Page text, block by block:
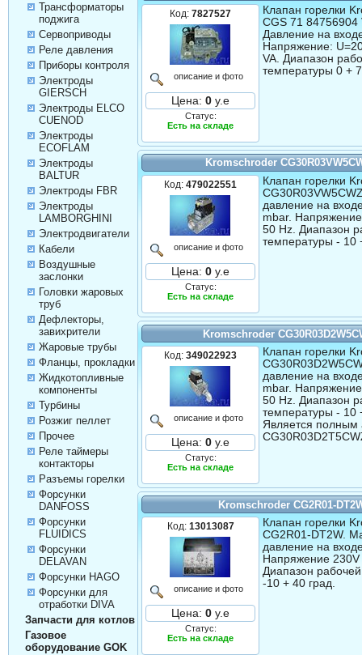
Трансформаторы
поджига
Сервоприводы
Реле давления
Приборы контроля
Электроды
GIERSCH
Электроды ELCO
CUENOD
Электроды
ECOFLAM
Электроды
BALTUR
Электроды FBR
Электроды
LAMBORGHINI
Электродвигатели
Кабели
Воздушные
заслонки
Головки жаровых
труб
Дефлекторы,
завихрители
Жаровые трубы
Фланцы, прокладки
Жидкотопливные
компоненты
Турбины
Розжиг пеллет
Прочее
Реле таймеры
контакторы
Разъемы горелки
Форсунки
DANFOSS
Форсунки
FLUIDICS
Форсунки
DELAVAN
Форсунки HAGO
Форсунки для
отработки DIVA
Запчасти для котлов
Газовое
оборудование GOK
Код:7827527
описание и фото
Цена: 0 у.е
Статус:
Есть на складе
Клапан горелки
CGS 71 84756904
Давление на
Напряжение:
VA. Диапазон
температуры 0 +
Kromschroder
Код:479022551
описание и фото
Цена: 0 у.е
Статус:
Есть на складе
Клапан горелки
давление на
mbar.
50 Hz. Диапазон
температуры - 10
Kromschroder
Код:349022923
описание и фото
Цена: 0 у.е
Статус:
Есть на складе
Клапан горелки
давление на
mbar.
50 Hz. Диапазон
температуры - 10
Является полным
Kromschroder CG2R01-
Код: 13013087
описание и фото
Цена: 0 у.е
Статус:
Есть на складе
Клапан горелки
CG2R01-DT2W.
давление на
Напряжение 230V
Диапазон
-10 + 40 град.